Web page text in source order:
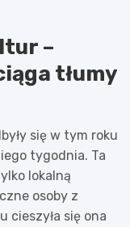
–
tłumy
się w tym roku
tygodnia. Ta
lokalną
osoby z
cieszyła się ona